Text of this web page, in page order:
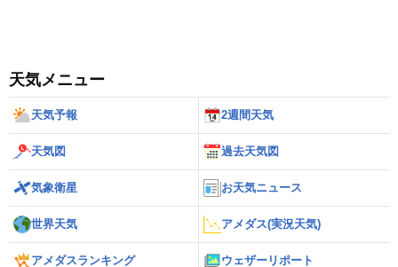
天気メニュー
天気予報 2週間天気
天気図 過去天気図
気象衛星 お天気ニュース
世界天気 アメダス(実況天気)
アメダスランキング ウェザーリポート